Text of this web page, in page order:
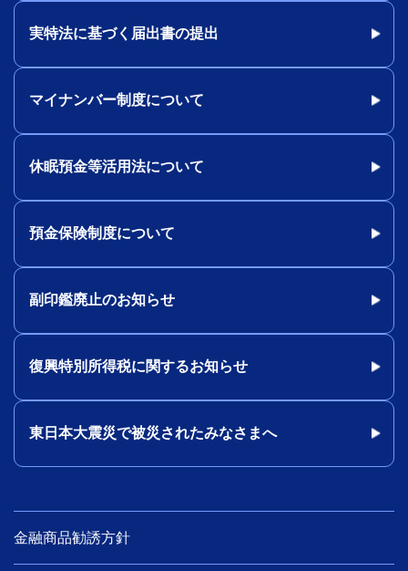
実特法に基づく届出書の提出
マイナンバー制度について
休眠預金等活用法について
預金保険制度について
副印鑑廃止のお知らせ
復興特別所得税に関するお知らせ
東日本大震災で被災されたみなさまへ
金融商品勧誘方針